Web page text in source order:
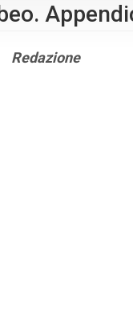
Contenuto
Redazione